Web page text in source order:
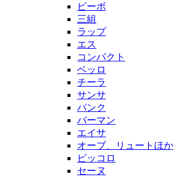
ピーボ
三組
ラップ
エス
コンパクト
ベッロ
チーラ
サンサ
パンク
バーマン
エイサ
オーブ、リュートほか
ピッコロ
セーヌ